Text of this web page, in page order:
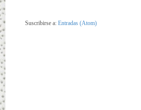
Suscribirse a: Entradas (Atom)